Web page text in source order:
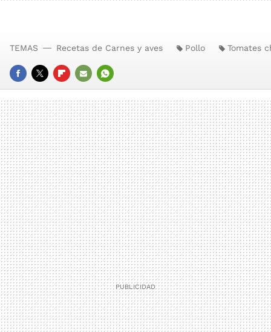
FACEBOOK
TWITTERFLIPBOARD
E-
MAIL
WHATSAPP
TEMAS Recetas de Carnes y aves Pollo Tomates